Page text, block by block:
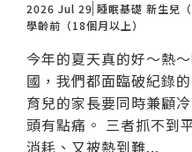
2026 Jul 29 睡眠基礎 新生兒
學齡前（18個月以上）
今年的夏天真的好～熱
國，我們都面臨破紀錄
育兒的家長要同時兼顧
頭有點痛。 三者抓不到
消耗、又被熱到難...